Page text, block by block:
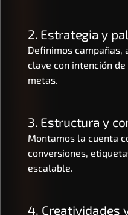
2. Estrategia y
Definimos campañas,
clave con intención
metas.
3. Estructura y
Montamos la cuenta
conversiones,
escalable.
4. Creatividades